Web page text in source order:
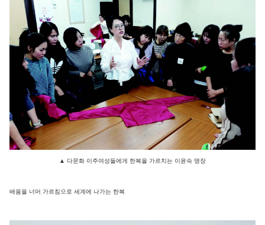
▲ 다문화 이주여성들에게 한복을 가르치는 이윤숙 명장
배움을 너머 가르침으로 세계에 나가는 한복